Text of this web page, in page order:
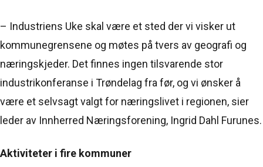
– Industriens Uke skal være et sted der vi visker ut
kommunegrensene og møtes på tvers av geografi og
næringskjeder. Det finnes ingen tilsvarende stor
industrikonferanse i Trøndelag fra før, og vi ønsker å
være et selvsagt valgt for næringslivet i regionen, sier
leder av Innherred Næringsforening, Ingrid Dahl Furunes.
Aktiviteter i fire kommuner